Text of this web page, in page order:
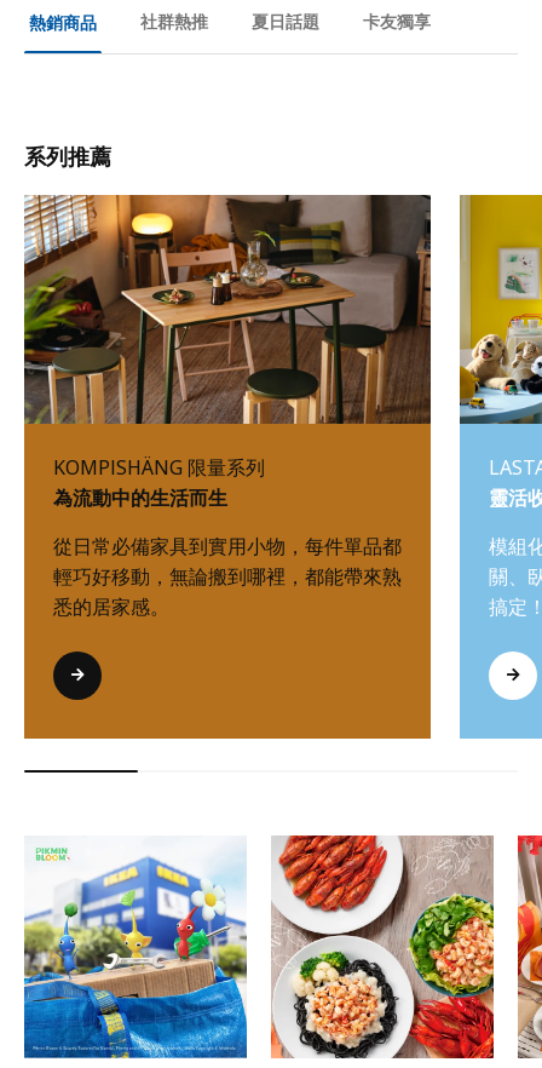
熱銷商品 社群熱推 夏日話題 卡友獨享
系列推薦
KOMPISHÄNG 限量系列
為流動中的生活而生
從日常必備家具到實用小物，每件單品都
輕巧好移動，無論搬到哪裡，都能帶來熟
悉的居家感。
靈活
模組
關、
搞定